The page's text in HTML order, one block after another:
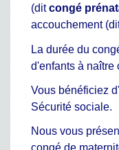
(ditcongé
accouchement
La durée du
d'enfants à naître
Vous bénéficiez
Sécurité sociale.
Nous vous
congé de